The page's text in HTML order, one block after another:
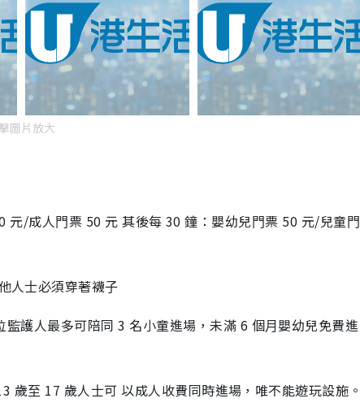
圖片放大
/成⼈⾨票 50 元 其後每 30 鐘：嬰幼兒⾨票 50 元/兒童⾨
⼈⼠必須穿著襪⼦
護⼈最多可陪同 3 名⼩童進場，未滿 6 個⽉嬰幼兒免費進
⾄ 17 歲⼈⼠可 以成⼈收費同時進場，唯不能遊玩設施。